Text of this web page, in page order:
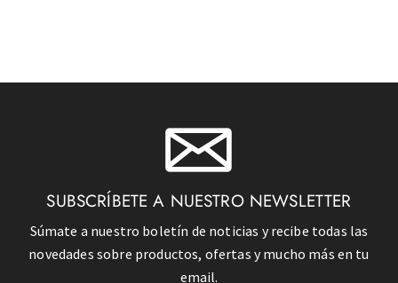
SUBSCRÍBETE A NUESTRO NEWSLETTER
Súmate a nuestro boletín de noticias y recibe todas las
novedades sobre productos, ofertas y mucho más en tu
email.